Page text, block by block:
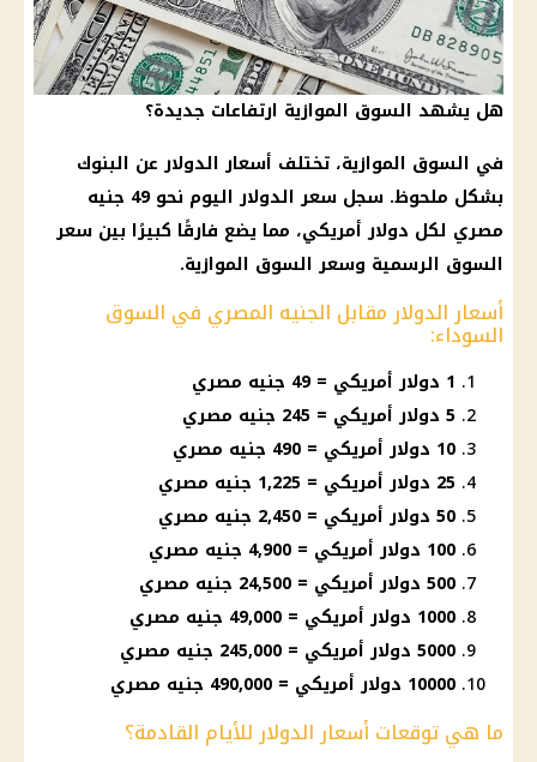
هل يشهد السوق الموازية ارتفاعات جديدة؟
في السوق الموازية، تختلف أسعار الدولارعن البنوك
بشكل ملحوظ. سجل سعر الدولار اليوم نحو 49
جنيه
مصري لكل دولارأمريكي، مما يضع فارقًا كبيرًا بين سعر
السوق الرسمية وسعر السوق الموازية.
أسعار الدولار مقابل الجنيه المصري في السوق
السوداء:
1 دولار أمريكي = 49 جنيه مصري
5 دولار أمريكي = 245 جنيه مصري
10 دولار أمريكي = 490 جنيه مصري
25 دولار أمريكي = 1,225 جنيه مصري
50 دولار أمريكي = 2,450 جنيه مصري
100 دولار أمريكي = 4,900 جنيه مصري
500 دولار أمريكي = 24,500 جنيه مصري
1000 دولار أمريكي = 49,000 جنيه مصري
5000 دولار أمريكي = 245,000 جنيه مصري
10000 دولار أمريكي = 490,000 جنيه مصري
ما هي توقعات أسعار الدولار للأيام القادمة؟